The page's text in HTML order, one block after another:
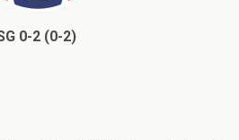
0-2 (0-2)